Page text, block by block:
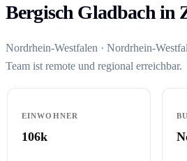
Bergisch Gladbach in
Nordrhein-Westfalen · Nordrhein-
Team ist remote und regional erreichbar.
EINWOHNER
106k